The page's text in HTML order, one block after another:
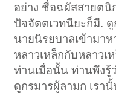
อย่าง ชื่อฉผัสสายต
ปัจจัตตเวทนียะก็มี.
นายนิรยบาลเข้ามาห
หลาวเหล็กกับหลาว
ท่านเมื่อนั้น ท่านพึงรู้
ดูกรมารผู้ลามก เรา